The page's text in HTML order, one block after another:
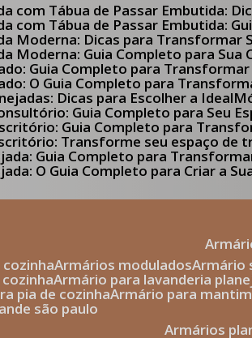
com Tábua de Passar Embutida:
com Tábua de Passar Embutida:
Moderna: Dicas para Transformar
Moderna: Guia Completo para Sua
Guia Completo para
O Guia Completo para
Dicas para Escolher a Ideal
Guia Completo para Seu
Guia Completo para
Transforme seu espaço de
Guia Completo para
O Guia Completo para Criar a
cozinha armários modulados
cozinha armário para lavanderia
pia de cozinha armário para
são paulo
armários